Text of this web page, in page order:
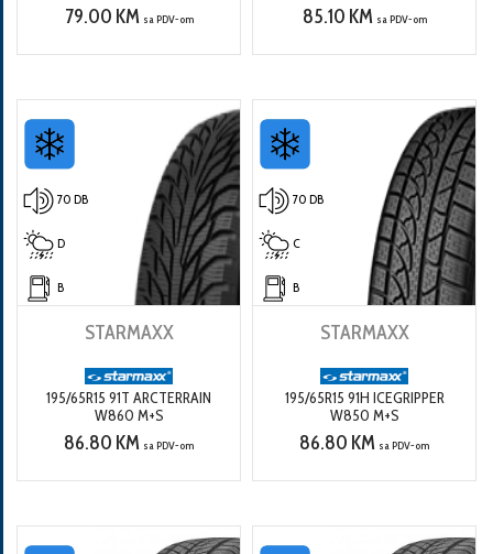
79.00 KM sa PDV-om 85.10 KM sa PDV-om
70 DB
D
B
STARMAXX
195/65R15 91T ARCTERRAIN
W860 M+S
86.80 KM sa PDV-om
70 DB
C
B
STARMAXX
195/65R15 91H ICEGRIPPER
W850 M+S
86.80 KM sa PDV-om